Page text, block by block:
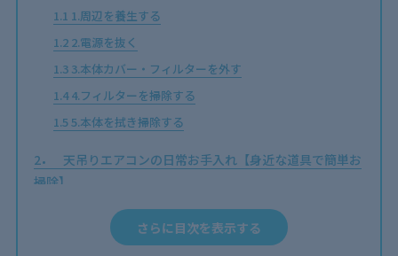
1.1 1.周辺を養生する
1.22.電源を抜く
1.33.本体カバー・フィルターを外す
1.44.フィルターを掃除する
1.55.本体を拭き掃除する
2
天吊りエアコンの日常お手入れ【身近な道具で簡単お
掃除】
天吊りエアコンの掃除で注意すべきポイント4つ
高所作業は2人以上で実施する
さらに目次を表示する